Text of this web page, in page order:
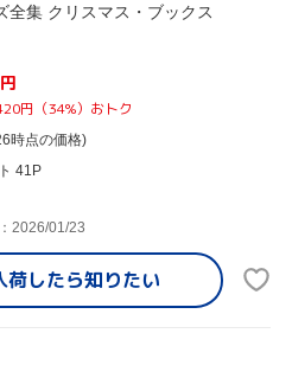
全集 クリスマス・ブックス
円
円（34%）おトク
時点の価格)
41P
2026/01/23
荷したら知りたい